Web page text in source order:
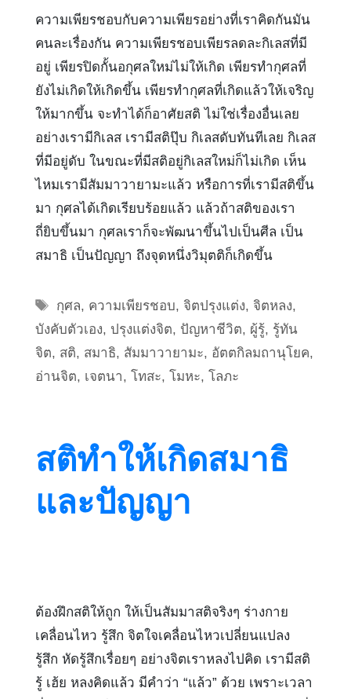
ความเพียรชอบกับความเพียรอย่างที่เราคิดกันมัน
คนละเรื่องกัน ความเพียรชอบเพียรลดละกิเลสที่มี
อยู่ เพียรปิดกั้นอกุศลใหม่ไม่ให้เกิด เพียรทำกุศลที่
ยังไม่เกิดให้เกิดขึ้น เพียรทำกุศลที่เกิดแล้วให้เจริญ
ให้มากขึ้น จะทำได้ก็อาศัยสติ ไม่ใช่เรื่องอื่นเลย
อย่างเรามีกิเลส เรามีสติปุ๊บ กิเลสดับทันทีเลย กิเลส
ที่มีอยู่ดับ ในขณะที่มีสติอยู่กิเลสใหม่ก็ไม่เกิด เห็น
ไหมเรามีสัมมาวายามะแล้ว หรือการที่เรามีสติขึ้น
มา กุศลได้เกิดเรียบร้อยแล้ว แล้วถ้าสติของเรา
ถี่ยิบขึ้นมา กุศลเราก็จะพัฒนาขึ้นไปเป็นศีล เป็น
สมาธิ เป็นปัญญา ถึงจุดหนึ่งวิมุตติก็เกิดขึ้น
Tags
กุศล, ความเพียรชอบ, จิตปรุงแต่ง, จิตหลง,
บังคับตัวเอง, ปรุงแต่งจิต, ปัญหาชีวิต, ผู้รู้, รู้ทัน
จิต, สติ, สมาธิ, สัมมาวายามะ, อัตตกิลมถานุโยค,
อ่านจิต, เจตนา, โทสะ, โมหะ, โลภะ
สติทำให้เกิดสมาธิ
และปัญญา
ต้องฝึกสติให้ถูก ให้เป็นสัมมาสติจริงๆ ร่างกาย
เคลื่อนไหว รู้สึก จิตใจเคลื่อนไหวเปลี่ยนแปลง
รู้สึก หัดรู้สึกเรื่อยๆ อย่างจิตเราหลงไปคิด เรามีสติ
รู้ เฮ้ย หลงคิดแล้ว มีคำว่า “แล้ว” ด้วย เพราะเวลา